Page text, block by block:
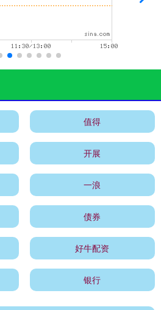
值得
开展
一浪
债券
好牛配资
银行